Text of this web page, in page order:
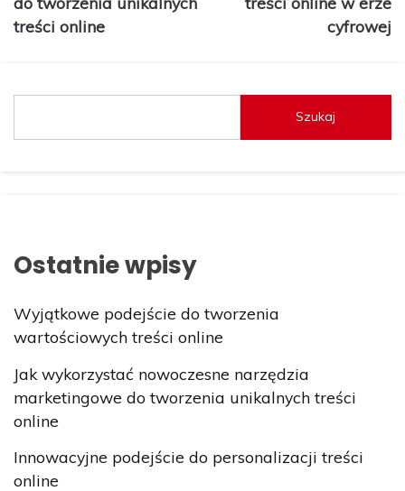
treści online
cyfrowej
Szukaj
Ostatnie wpisy
Wyjątkowe podejście do tworzenia
wartościowych treści online
Jak wykorzystać nowoczesne narzędzia
marketingowe do tworzenia unikalnych treści
online
Innowacyjne podejście do personalizacji treści
online